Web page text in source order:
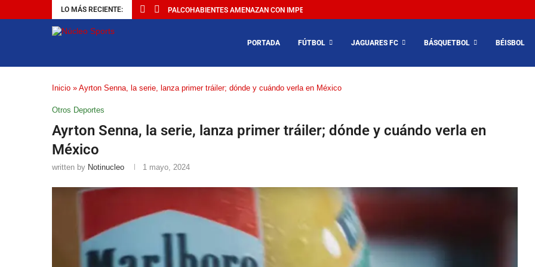
LO MÁS RECIENTE: PALCOHABIENTES AMENAZAN CON IMPEDIR EL MÉXICO VS SUDÁFRICA...
PORTADA FÚTBOL JAGUARES FC BÁSQUETBOL BÉISBOL
Inicio » Ayrton Senna, la serie, lanza primer tráiler; dónde y cuándo verla en México
Otros Deportes
Ayrton Senna, la serie, lanza primer tráiler; dónde y cuándo verla en
México
written by Notinucleo 1 mayo, 2024